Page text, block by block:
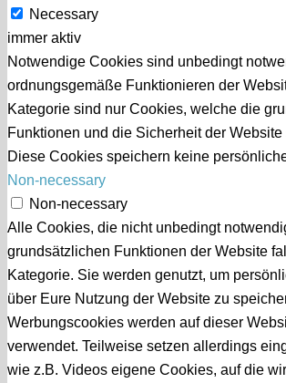
Necessary
immer aktiv
Notwendige Cookies sind unbedingt
ordnungsgemäße Funktionieren der
Kategorie sind nur Cookies, welche die
Funktionen und die Sicherheit der
Diese Cookies speichern keine
Non-necessary
Non-necessary
Alle Cookies, die nicht unbedingt
grundsätzlichen Funktionen der Website
Kategorie. Sie werden genutzt, um
über Eure Nutzung der Website zu
Werbungscookies werden auf dieser
verwendet. Teilweise setzen allerdings
wie z.B. Videos eigene Cookies, auf die